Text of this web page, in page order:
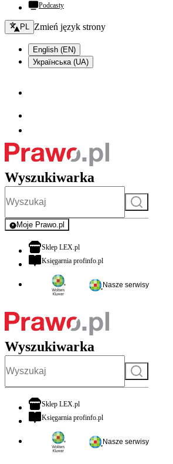
Podcasty
Zmień język - bieżący:
PL Zmień język strony
English (EN)
Українська (UA)
Wyszukiwarka
Szukaj
Moje Prawo.pl
- rejestracja i logowanie do serwisu
Sklep LEX.plotwiera się w nowej karcie
Księgarnia profinfo.plotwiera się w nowej karcie
Nasze serwisy
Wyszukiwarka
Szukaj
Sklep LEX.plotwiera się w nowej karcie
Księgarnia profinfo.plotwiera się w nowej karcie
Nasze serwisy